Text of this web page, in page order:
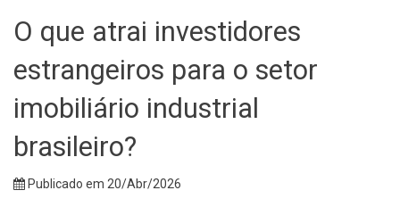
O que atrai investidores
estrangeiros para o setor
imobiliário industrial
brasileiro?
Publicado em 20/Abr/2026